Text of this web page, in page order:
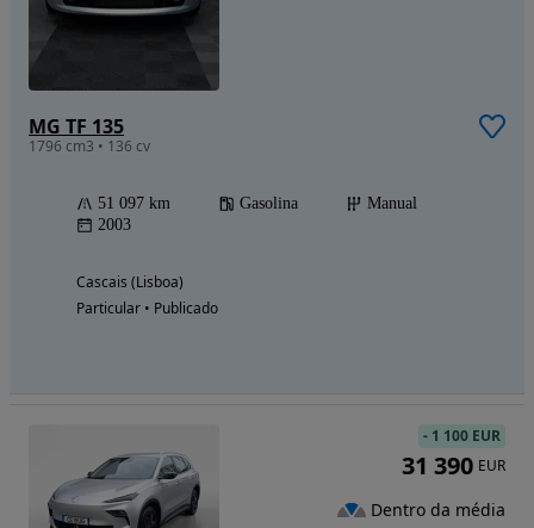
MG TF 135
1796 cm3 • 136 cv
51 097 km Gasolina
Manual
2003
Cascais (Lisboa)
Particular • Publicado
- 1 100 EUR
31 390 EUR
Dentro da média